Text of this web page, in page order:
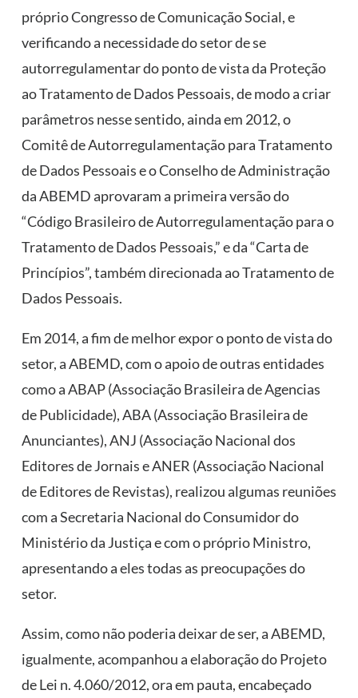
próprio Congresso de Comunicação Social, e
verificando a necessidade do setor de se
autorregulamentar do ponto de vista da Proteção
ao Tratamento de Dados Pessoais, de modo a criar
parâmetros nesse sentido, ainda em 2012, o
Comitê de Autorregulamentação para Tratamento
de Dados Pessoais e o Conselho de Administração
da ABEMD aprovaram a primeira versão do
“Código Brasileiro de Autorregulamentação para o
Tratamento de Dados Pessoais,” e da “Carta de
Princípios”, também direcionada ao Tratamento de
Dados Pessoais.
Em 2014, a fim de melhor expor o ponto de vista do
setor, a ABEMD, com o apoio de outras entidades
como a ABAP (Associação Brasileira de Agencias
de Publicidade), ABA (Associação Brasileira de
Anunciantes), ANJ (Associação Nacional dos
Editores de Jornais e ANER (Associação Nacional
de Editores de Revistas), realizou algumas reuniões
com a Secretaria Nacional do Consumidor do
Ministério da Justiça e com o próprio Ministro,
apresentando a eles todas as preocupações do
setor.
Assim, como não poderia deixar de ser, a ABEMD,
igualmente, acompanhou a elaboração do Projeto
de Lei n. 4.060/2012, ora em pauta, encabeçado